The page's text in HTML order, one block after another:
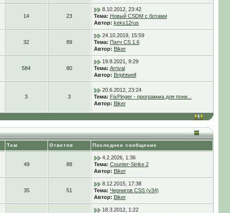
14 23
8.10.2012, 23:42
Тема: Новый CSDM с ботами
Автор: keks12rus
32 89
24.10.2019, 15:59
Тема: Патч CS 1.6
Автор: Biker
584 80
19.8.2021, 9:29
Тема: Arrival
Автор: Brightwell
3 3
20.6.2012, 23:24
Тема: FixPinger - программа для пони...
Автор: Biker
Тем Ответов Последнее сообщение
49 88
4.2.2026, 1:36
Тема: Counter-Strike 2
Автор: Biker
35 51
8.12.2015, 17:38
Тема: Чернигов CSS (v34)
Автор: Biker
18.3.2012, 1:22